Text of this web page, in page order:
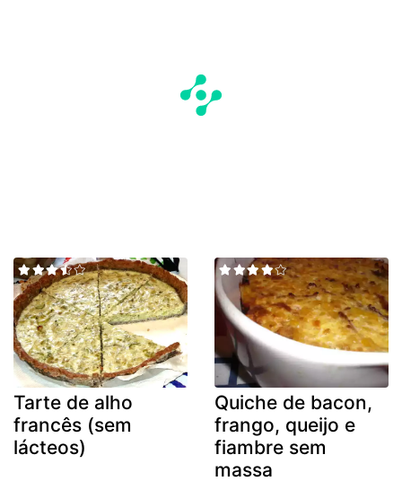
Tarte de alho
francês (sem
lácteos)
Quiche de bacon,
frango, queijo e
fiambre sem
massa